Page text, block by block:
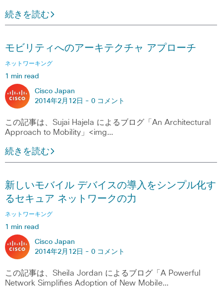
続きを読む
モビリティへのアーキテクチャ アプローチ
ネットワーキング
1 min read
Cisco Japan
2014年2月12日 - 0 コメント
この記事は、Sujai Hajela によるブログ「An Architectural
Approach to Mobility」<img…
続きを読む
新しいモバイル デバイスの導入をシンプル化す
るセキュア ネットワークの力
ネットワーキング
1 min read
Cisco Japan
2014年2月12日 - 0 コメント
この記事は、Sheila Jordan によるブログ「A Powerful
Network Simplifies Adoption of New Mobile…